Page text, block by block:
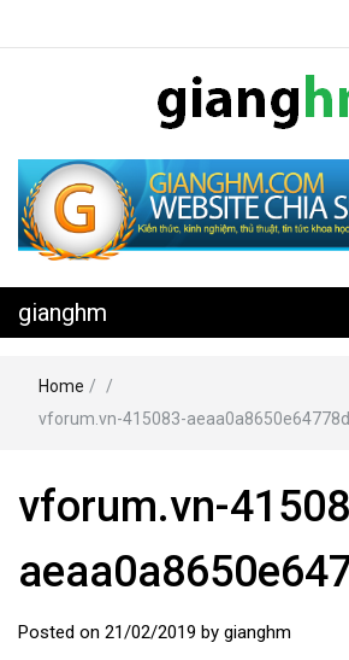
kỹ thuật miễn phí
gianghm
Home / /
vforum.vn-415083-
vforum.vn-
Posted on 21/02/2019 by gianghm